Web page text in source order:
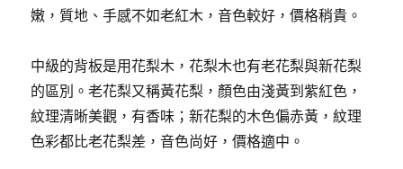
嫩，質地、手感不如老紅木，音色較好，價格稍貴。
中級的背板是用花梨木，花梨木也有老花梨與新花梨
的區別。老花梨又稱黃花梨，顏色由淺黃到紫紅色，
紋理清晰美觀，有香味；新花梨的木色偏赤黃，紋理
色彩都比老花梨差，音色尚好，價格適中。